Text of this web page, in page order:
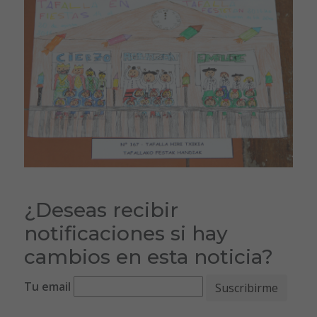
¿Deseas recibir
notificaciones si hay
cambios en esta noticia?
Tu email